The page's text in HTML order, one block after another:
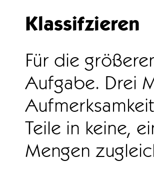
Klassifzieren
Für die
Aufgabe. Drei
Teile in keine,
Mengen